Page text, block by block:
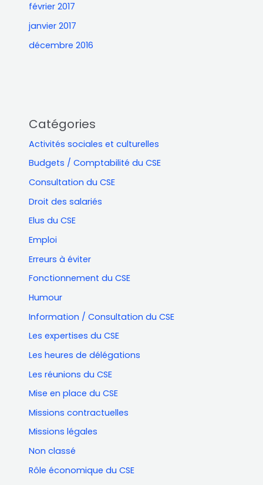
février 2017
janvier 2017
décembre 2016
Catégories
Activités sociales et culturelles
Budgets / Comptabilité du CSE
Consultation du CSE
Droit des salariés
Elus du CSE
Emploi
Erreurs à éviter
Fonctionnement du CSE
Humour
Information / Consultation du CSE
Les expertises du CSE
Les heures de délégations
Les réunions du CSE
Mise en place du CSE
Missions contractuelles
Missions légales
Non classé
Rôle économique du CSE